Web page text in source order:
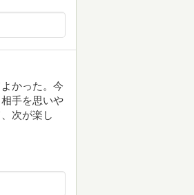
かった。今
手を思いや
次が楽し